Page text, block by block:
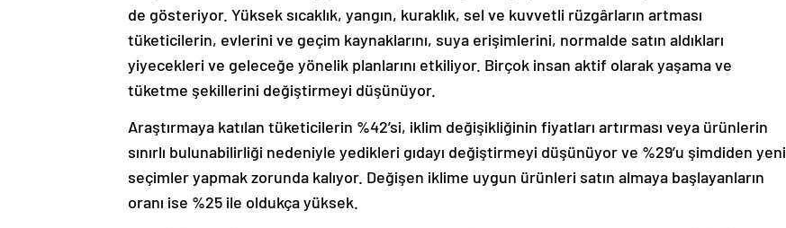
de gösteriyor. Yüksek sıcaklık, yangın, kuraklık, sel ve kuvvetli rüzgârların artması
tüketicilerin, evlerini ve geçim kaynaklarını, suya erişimlerini, normalde satın aldıkları
yiyecekleri ve geleceğe yönelik planlarını etkiliyor. Birçok insan aktif olarak yaşama ve
tüketme şekillerini değiştirmeyi düşünüyor.
Araştırmaya katılan tüketicilerin %42’si, iklim değişikliğinin fiyatları artırması veya ürünlerin
sınırlı bulunabilirliği nedeniyle yedikleri gıdayı değiştirmeyi düşünüyor ve %29’u şimdiden yeni
seçimler yapmak zorunda kalıyor. Değişen iklime uygun ürünleri satın almaya başlayanların
oranı ise %25 ile oldukça yüksek.